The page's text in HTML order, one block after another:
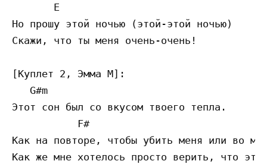
       E
Но прошу этой ночью (этой-этой ночью)
Скажи, что ты меня очень-очень!
[Куплет 2, Эмма М]:
   G#m
Этот сон был со вкусом твоего тепла.
F#
Как на повторе, чтобы убить меня или во
Как же мне хотелось просто верить, что это